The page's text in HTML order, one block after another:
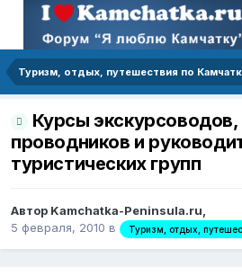
Туризм, отдых, путешествия по
Курсы экскурсоводов,
проводников и
туристических групп
Автор Kamchatka-Peninsula.ru,
5 февраля, 2010 в Туризм, отдых,